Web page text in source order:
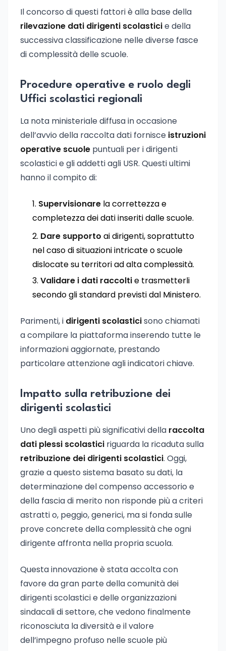
Il concorso di questi fattori è alla base della
rilevazione dati dirigenti scolasticie della
successiva classificazione nelle diverse fasce
di complessità delle scuole.
Procedure operative e ruolo degli
Uffici scolastici regionali
La nota ministeriale diffusa in occasione
dell’avvio della raccolta dati fornisce istruzioni
operative scuole puntuali per i dirigenti
scolastici e gli addetti agli USR. Questi ultimi
hanno il compito di:
Supervisionare la correttezza e
completezza dei dati inseriti dalle scuole.
Dare supporto ai dirigenti, soprattutto
nel caso di situazioni intricate o scuole
dislocate su territori ad alta complessità.
Validare i dati raccoltie trasmetterli
secondo gli standard previsti dal Ministero.
Parimenti, i dirigenti scolasticisono chiamati
a compilare la piattaforma inserendo tutte le
informazioni aggiornate, prestando
particolare attenzione agli indicatori chiave.
Impatto sulla retribuzione dei
dirigenti scolastici
Uno degli aspetti più significativi della raccolta
dati plessi scolastici riguarda la ricaduta sulla
retribuzione dei dirigenti scolastici. Oggi,
grazie a questo sistema basato su dati, la
determinazione del compenso accessorio e
della fascia di merito non risponde più a criteri
astratti o, peggio, generici, ma si fonda sulle
prove concrete della complessità che ogni
dirigente affronta nella propria scuola.
Questa innovazione è stata accolta con
favore da gran parte della comunità dei
dirigenti scolastici e delle organizzazioni
sindacali di settore, che vedono finalmente
riconosciuta la diversità e il valore
dell’impegno profuso nelle scuole più